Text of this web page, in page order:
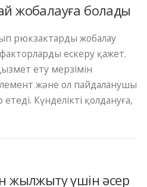
жобалауға болады
рюкзактарды жобалау
факторларды ескеру қажет.
ету мерзімін
және ол пайдаланушы
Күнделікті қолдануға,
жылжыту үшін әсер